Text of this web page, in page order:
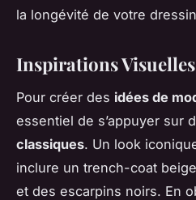
la longévité de votre
Inspirations
Pour créer des idées de
essentiel de s’appuyer sur
classiques. Un look
inclure un trench-coat
et des escarpins noirs. En